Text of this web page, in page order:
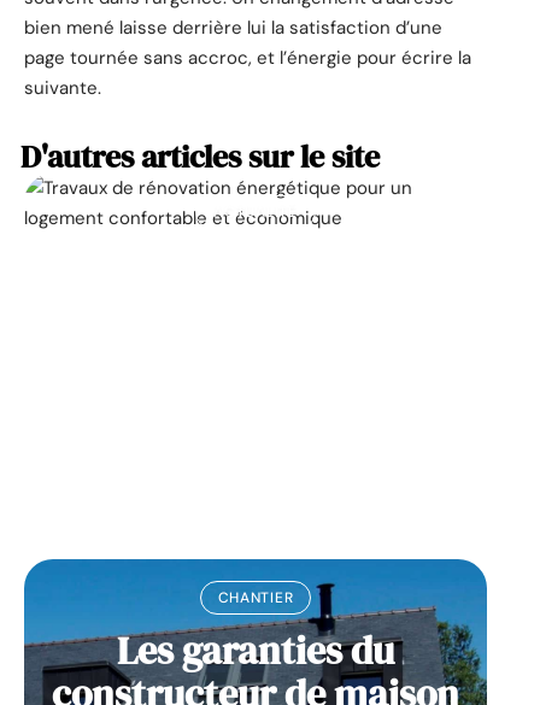
bien mené laisse derrière lui la satisfaction d’une
page tournée sans accroc, et l’énergie pour écrire la
suivante.
D'autres articles sur le site
ACTUALITÉ
CHANTIER
Les garanties du
constructeur de maison